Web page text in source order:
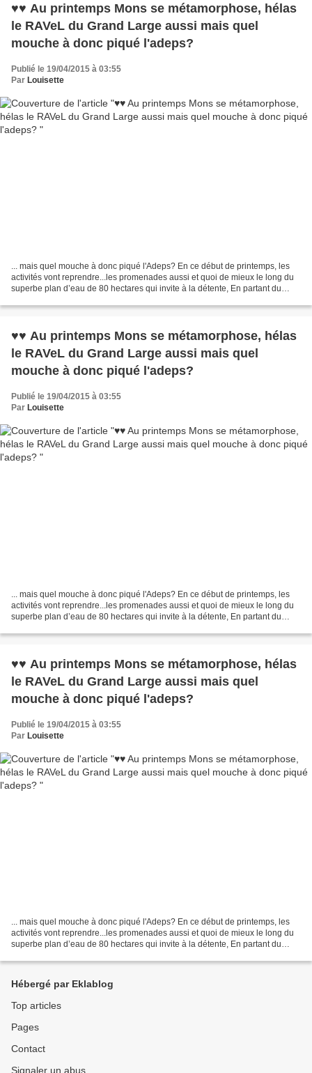
♥♥ Au printemps Mons se métamorphose, hélas
le RAVeL du Grand Large aussi mais quel
mouche à donc piqué l'adeps?
Publié le 19/04/2015 à 03:55
Par Louisette
... mais quel mouche à donc piqué l'Adeps? En ce début de printemps, les
activités vont reprendre...les promenades aussi et quoi de mieux le long du
superbe plan d’eau de 80 hectares qui invite à la détente, En partant du
♥♥ Au printemps Mons se métamorphose, hélas
le RAVeL du Grand Large aussi mais quel
mouche à donc piqué l'adeps?
Publié le 19/04/2015 à 03:55
Par Louisette
... mais quel mouche à donc piqué l'Adeps? En ce début de printemps, les
activités vont reprendre...les promenades aussi et quoi de mieux le long du
superbe plan d’eau de 80 hectares qui invite à la détente, En partant du
♥♥ Au printemps Mons se métamorphose, hélas
le RAVeL du Grand Large aussi mais quel
mouche à donc piqué l'adeps?
Publié le 19/04/2015 à 03:55
Par Louisette
... mais quel mouche à donc piqué l'Adeps? En ce début de printemps, les
activités vont reprendre...les promenades aussi et quoi de mieux le long du
superbe plan d’eau de 80 hectares qui invite à la détente, En partant du
Hébergé par Eklablog
Top articles
Pages
Contact
Signaler un abus